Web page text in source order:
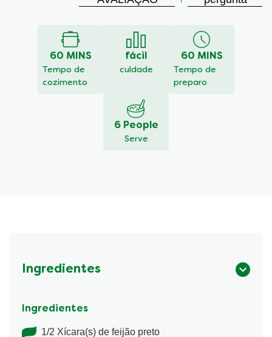
60 MINS
Tempo de
cozimento
fácil
culdade
60 MINS
Tempo de
preparo
6 People
Serve
Ingredientes
Ingredientes
1/2 Xícara(s) de feijão preto